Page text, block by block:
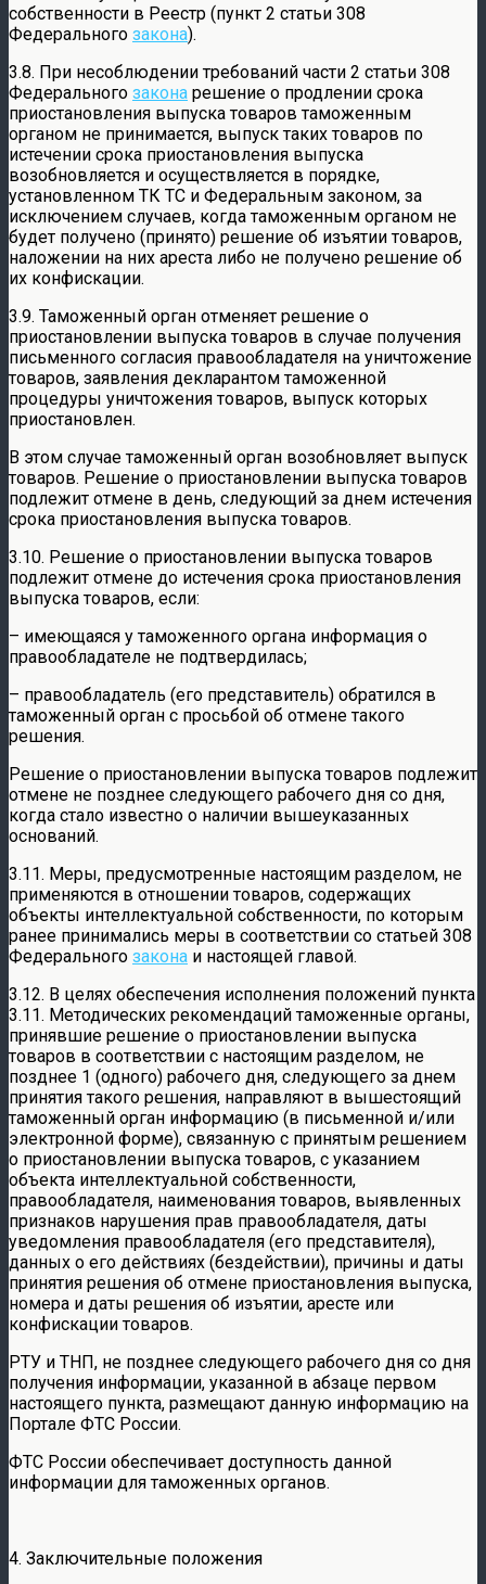
собственности в Реестр (пункт 2 статьи 308
Федерального закона).
3.8. При несоблюдении требований части 2 статьи 308
Федерального закона решение о продлении срока
приостановления выпуска товаров таможенным
органом не принимается, выпуск таких товаров по
истечении срока приостановления выпуска
возобновляется и осуществляется в порядке,
установленном ТК ТС и Федеральным законом, за
исключением случаев, когда таможенным органом не
будет получено (принято) решение об изъятии товаров,
наложении на них ареста либо не получено решение об
их конфискации.
3.9. Таможенный орган отменяет решение о
приостановлении выпуска товаров в случае получения
письменного согласия правообладателя на уничтожение
товаров, заявления декларантом таможенной
процедуры уничтожения товаров, выпуск которых
приостановлен.
В этом случае таможенный орган возобновляет выпуск
товаров. Решение о приостановлении выпуска товаров
подлежит отмене в день, следующий за днем истечения
срока приостановления выпуска товаров.
3.10. Решение о приостановлении выпуска товаров
подлежит отмене до истечения срока приостановления
выпуска товаров, если:
– имеющаяся у таможенного органа информация о
правообладателе не подтвердилась;
– правообладатель (его представитель) обратился в
таможенный орган с просьбой об отмене такого
решения.
Решение о приостановлении выпуска товаров подлежит
отмене не позднее следующего рабочего дня со дня,
когда стало известно о наличии вышеуказанных
оснований.
3.11. Меры, предусмотренные настоящим разделом, не
применяются в отношении товаров, содержащих
объекты интеллектуальной собственности, по которым
ранее принимались меры в соответствии со статьей 308
Федерального закона и настоящей главой.
3.12. В целях обеспечения исполнения положений пункта
3.11. Методических рекомендаций таможенные органы,
принявшие решение о приостановлении выпуска
товаров в соответствии с настоящим разделом, не
позднее 1 (одного) рабочего дня, следующего за днем
принятия такого решения, направляют в вышестоящий
таможенный орган информацию (в письменной и/или
электронной форме), связанную с принятым решением
о приостановлении выпуска товаров, с указанием
объекта интеллектуальной собственности,
правообладателя, наименования товаров, выявленных
признаков нарушения прав правообладателя, даты
уведомления правообладателя (его представителя),
данных о его действиях (бездействии), причины и даты
принятия решения об отмене приостановления выпуска,
номера и даты решения об изъятии, аресте или
конфискации товаров.
РТУ и ТНП, не позднее следующего рабочего дня со дня
получения информации, указанной в абзаце первом
настоящего пункта, размещают данную информацию на
Портале ФТС России.
ФТС России обеспечивает доступность данной
информации для таможенных органов.
4. Заключительные положения